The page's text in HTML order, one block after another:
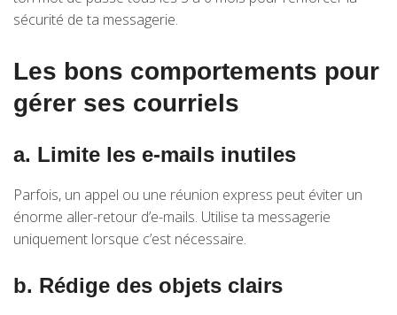
sécurité de ta messagerie.
Les bons comportements pour
gérer ses courriels
a. Limite les e-mails inutiles
Parfois, un appel ou une réunion express peut éviter un
énorme aller-retour d’e-mails. Utilise ta messagerie
uniquement lorsque c’est nécessaire.
b. Rédige des objets clairs